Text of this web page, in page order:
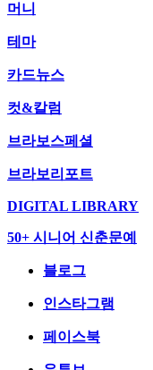
머니
테마
카드뉴스
컷&칼럼
브라보스페셜
브라보리포트
DIGITAL LIBRARY
50+ 시니어 신춘문예
블로그
인스타그램
페이스북